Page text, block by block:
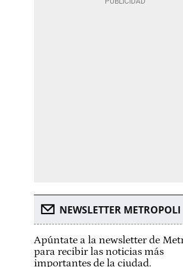
NEWSLETTER METROPOLI
Apúntate a la newsletter de
para recibir las noticias más
importantes de la ciudad.